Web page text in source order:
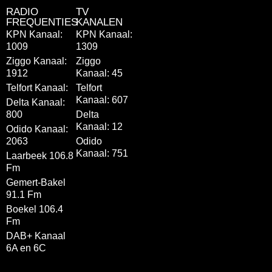
RADIO
FREQUENTIES
KPN Kanaal:
1009
Ziggo Kanaal:
1912
Telfort Kanaal:
Delta Kanaal:
800
Odido Kanaal:
2063
Laarbeek 106.8
Fm
Gemert-Bakel
91.1 Fm
Boekel 106.4
Fm
DAB+ Kanaal
6A en 6C
TV
KANALEN
KPN Kanaal:
1309
Ziggo
Kanaal: 45
Telfort
Kanaal: 607
Delta
Kanaal: 12
Odido
Kanaal: 751